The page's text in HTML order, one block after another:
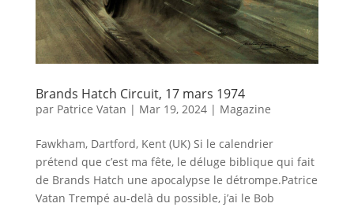
Brands Hatch Circuit, 17 mars 1974
par Patrice Vatan | Mar 19, 2024| Magazine
Fawkham, Dartford, Kent (UK) Si le calendrier
prétend que c’est ma fête, le déluge biblique qui fait
de Brands Hatch une apocalypse le détrompe.Patrice
Vatan Trempé au-delà du possible, j’ai le Bob